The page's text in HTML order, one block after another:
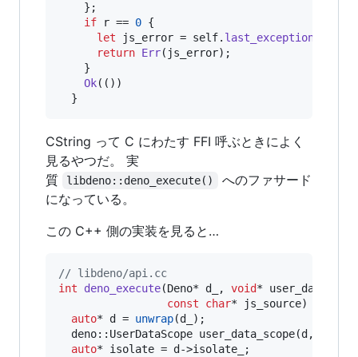
} ;
if r == 0 {
let js_error = self. last_exception
return Err( js_error) ;
}
Ok( ( ) )
}
CString って C にわたす FFI 呼ぶときによく
見るやつだ。 実
質
libdeno::deno_execute()
へのファサード
になっている。
この C++ 側の実装を見ると…
// libdeno/api.cc
int
deno_execute(Deno* d_, void* user_data,
const
char* js_source) {
auto* d = unwrap(d_);
  deno::UserDataScope
user_data_scope(d,
auto* isolate = d->isolate_
;